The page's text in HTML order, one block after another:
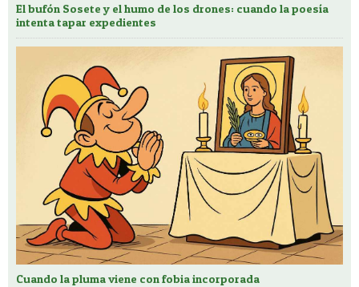
El bufón Sosete y el humo de los drones: cuando la poesía
intenta tapar expedientes
Cuando la pluma viene con fobia incorporada